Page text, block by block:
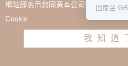
小貓聯名-優雅女孩素面尖頭全真
網站即表示您同意本公司得按本網站
Cookie
我知道
回覆至